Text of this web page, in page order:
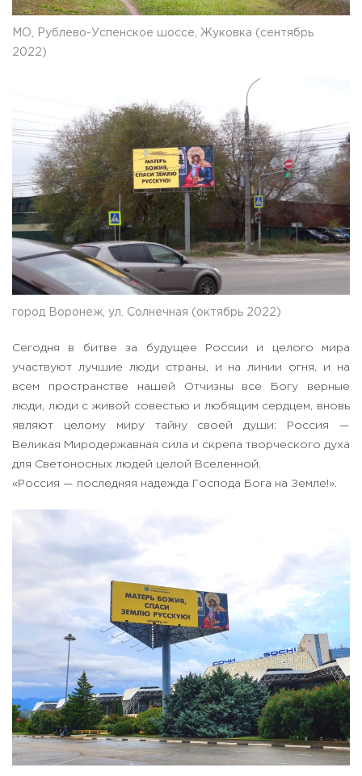
МО, Рублево-Успенское шоссе, Жуковка (сентябрь
2022)
город Воронеж, ул. Солнечная (октябрь 2022)
Сегодня в битве за будущее России и целого мира
участвуют лучшие люди страны, и на линии огня, и на
всем пространстве нашей Отчизны все Богу верные
люди, люди с живой совестью и любящим сердцем, вновь
являют целому миру тайну своей души: Россия —
Великая Миродержавная сила и скрепа творческого духа
для Светоносных людей целой Вселенной.
«Россия — последняя надежда Господа Бога на Земле!».